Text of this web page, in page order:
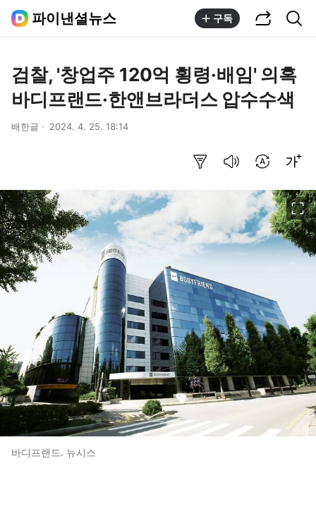
파이낸셜뉴스 구독
검찰, '창업주 120억 횡령·배임' 의혹
바디프랜드·한앤브라더스 압수수색
배한글 2024. 4. 25. 18:14
바디프랜드. 뉴시스